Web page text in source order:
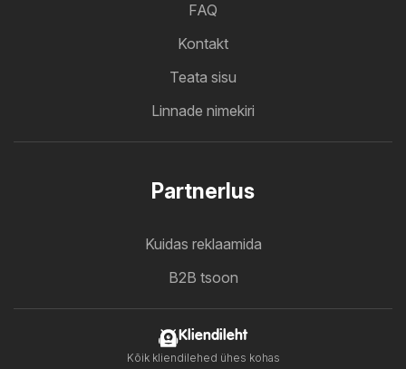
FAQ
Kontakt
Teata sisu
Linnade nimekiri
Partnerlus
Kuidas reklaamida
B2B tsoon
Kliendileht
Kõik kliendilehed ühes kohas